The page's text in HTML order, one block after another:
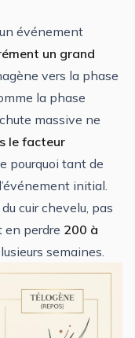
événement
un grand
vers la phase
la phase
massive ne
le facteur
pourquoi tant de
initial.
cuir chevelu, pas
en perdre 200 à
semaines.